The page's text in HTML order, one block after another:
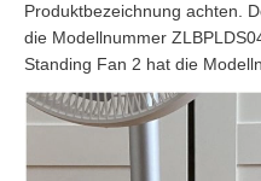
Produktbezeichnung achten.
die Modellnummer
Standing Fan 2 hat die